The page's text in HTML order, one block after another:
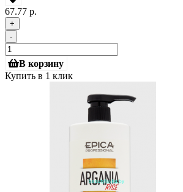
67.77 р.
+
-
В корзину
Купить в 1 клик